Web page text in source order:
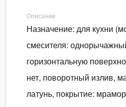
Описание
Назначение: для кухни
смесителя:
горизонтальную
нет, поворотный излив,
латунь, покрытие: мрамор